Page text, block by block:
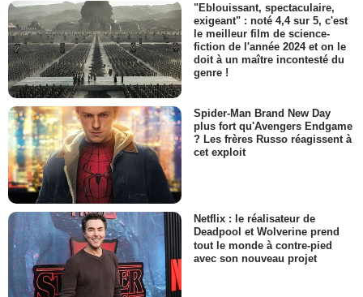
"Eblouissant, spectaculaire,
exigeant" : noté 4,4 sur 5, c'est
le meilleur film de science-
fiction de l'année 2024 et on le
doit à un maître incontesté du
genre !
Spider-Man Brand New Day
plus fort qu'Avengers Endgame
? Les frères Russo réagissent à
cet exploit
Netflix : le réalisateur de
Deadpool et Wolverine prend
tout le monde à contre-pied
avec son nouveau projet